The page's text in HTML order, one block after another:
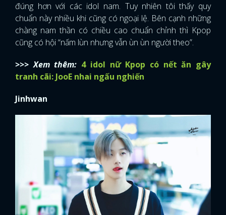
đúng hơn với các idol nam. Tuy nhiên tôi thấy quy
chuẩn này nhiều khi cũng có ngoại lệ. Bên cạnh những
chàng nam thần có chiều cao chuẩn chỉnh thì Kpop
cũng có hội “nấm lùn nhưng vẫn ùn ùn người theo”.
>>> Xem thêm: 4 idol nữ Kpop có nết ăn gây
tranh cãi: JooE nhai ngấu nghiến
Jinhwan